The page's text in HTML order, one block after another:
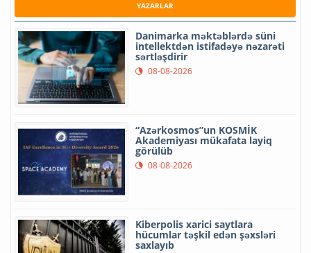
YAZARLAR
Danimarka məktəblərdə süni
intellektdən istifadəyə nəzarəti
sərtləşdirir
08-08-2026
“Azərkosmos”un KOSMİK
Akademiyası mükafata layiq
görülüb
08-08-2026
Kiberpolis xarici saytlara
hücumlar təşkil edən şəxsləri
saxlayıb